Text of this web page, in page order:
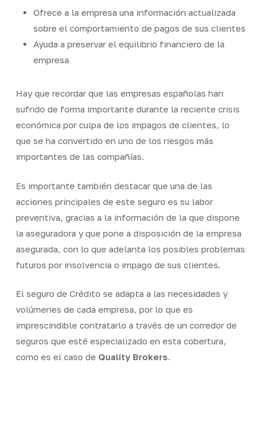
Ofrece a la empresa una información actualizada
sobre el comportamiento de pagos de sus clientes
Ayuda a preservar el equilibrio financiero de la
empresa
Hay que recordar que las empresas españolas han
sufrido de forma importante durante la reciente crisis
económica por culpa de los impagos de clientes, lo
que se ha convertido en uno de los riesgos más
importantes de las compañías.
Es importante también destacar que una de las
acciones principales de este seguro es su labor
preventiva, gracias a la información de la que dispone
la aseguradora y que pone a disposición de la empresa
asegurada, con lo que adelanta los posibles problemas
futuros por insolvencia o impago de sus clientes.
El seguro de Crédito se adapta a las necesidades y
volúmenes de cada empresa, por lo que es
imprescindible contratarlo a través de un corredor de
seguros que esté especializado en esta cobertura,
como es el caso de Quality Brokers.